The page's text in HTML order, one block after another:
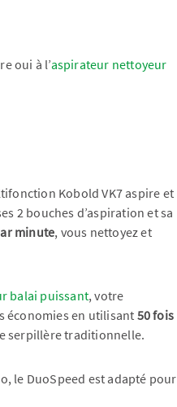
oui à l’aspirateur nettoyeur
Kobold VK7 aspire et
2 bouches d’aspiration et sa
minute, vous nettoyez et
balai puissant, votre
économies en utilisant 50 fois
serpillère traditionnelle.
le DuoSpeed est adapté pour